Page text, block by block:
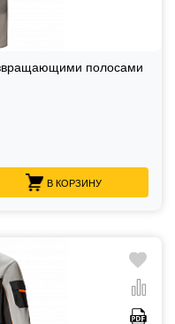
полосами
В КОРЗИНУ